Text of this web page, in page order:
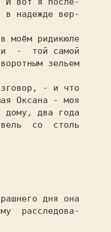
надежде вер-
-  той самой
зельем
Оксана - моя
дому, два года
дня она
расследова-